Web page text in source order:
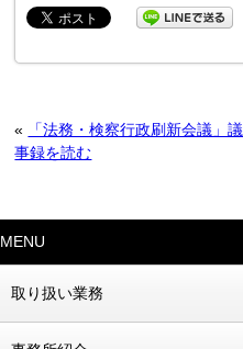
«
「法務・検察行政刷新会議」議
事録を読む
MENU
取り扱い業務